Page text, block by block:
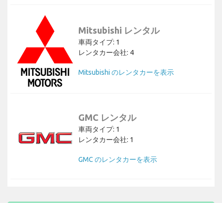
Mitsubishi レンタル
車両タイプ: 1
レンタカー会社: 4
Mitsubishi のレンタカーを表示
GMC レンタル
車両タイプ: 1
レンタカー会社: 1
GMC のレンタカーを表示